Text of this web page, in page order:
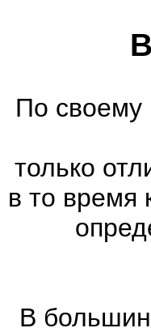
По
только
в то время
В